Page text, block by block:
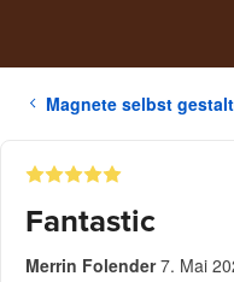
Magnete selbst
Fantastic
Merrin Folender 7. Mai